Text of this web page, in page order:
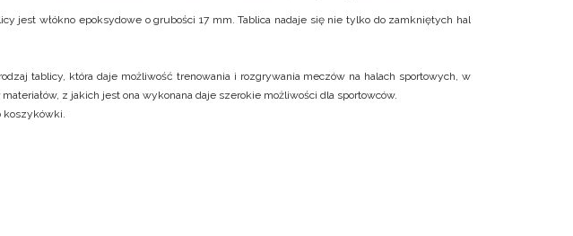
jest włókno epoksydowe o grubości 17 mm. Tablica nadaje się nie tylko do zamkniętych hal
tablicy, która daje możliwość trenowania i rozgrywania meczów na halach sportowych, w
z jakich jest ona wykonana daje szerokie możliwości dla sportowców.
koszykówki.